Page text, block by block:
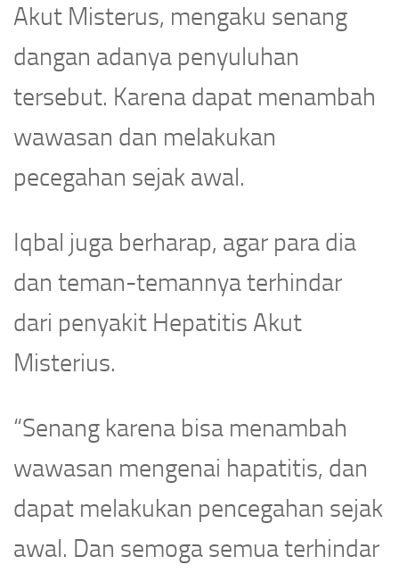
Akut Misterus, mengaku senang
dangan adanya penyuluhan
tersebut. Karena dapat menambah
wawasan dan melakukan
pecegahan sejak awal.
Iqbal juga berharap, agar para dia
dan teman-temannya terhindar
dari penyakit Hepatitis Akut
Misterius.
“Senang karena bisa menambah
wawasan mengenai hapatitis, dan
dapat melakukan pencegahan sejak
awal. Dan semoga semua terhindar